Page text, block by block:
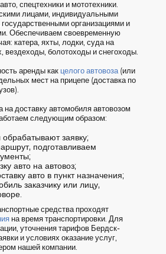
спецтехники и мототехники.
лицами, индивидуальными
организациями и
Обеспечиваем своевременную
катера, яхты, лодки, суда на
вездеходы, болотоходы и снегоходы.
аренды как целого автовоза(или
мест на прицепе (доставка по
на доставку автомобиля автовозом
следующим образом:
заявку;
подготавливаем
авто на автовоз;
авто в пункт назначения;
заказчику или лицу,
средства проходят
на время транспортировки. Для
уточнения тарифов Бердск-
и условиях оказание услуг,
нашей компании.